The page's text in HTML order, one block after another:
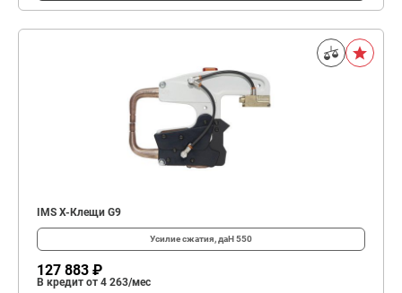
IMS Х-Клещи G9
Усилие сжатия, даН550
127 883 ₽
В кредит от 4 263/мес